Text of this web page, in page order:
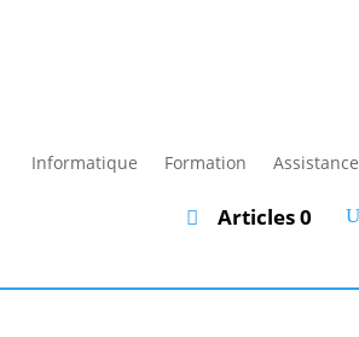
Informatique Formation Assistance
Articles 0